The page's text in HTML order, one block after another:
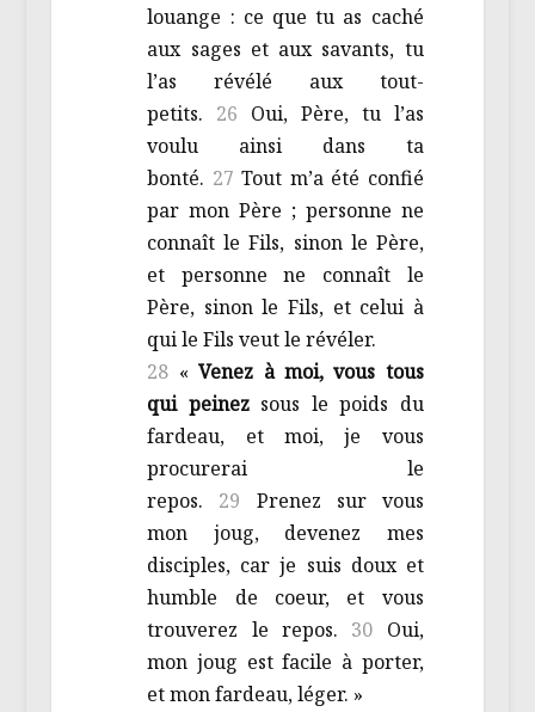
louange : ce que tu as caché
aux sages et aux savants, tu
l’as révélé aux tout-
petits. 26 Oui, Père, tu l’as
voulu ainsi dans ta
bonté. 27Tout m’a été confié
par mon Père ; personne ne
connaît le Fils, sinon le Père,
et personne ne connaît le
Père, sinon le Fils, et celui à
qui le Fils veut le révéler.
28 «Venez à moi, vous tous
qui peinezsous le poids du
fardeau, et moi, je vous
procurerai le
repos. 29 Prenez sur vous
mon joug, devenez mes
disciples, car je suis doux et
humble de coeur, et vous
trouverez le repos. 30 Oui,
mon joug est facile à porter,
et mon fardeau, léger. »